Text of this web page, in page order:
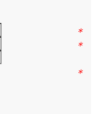
*
*
*